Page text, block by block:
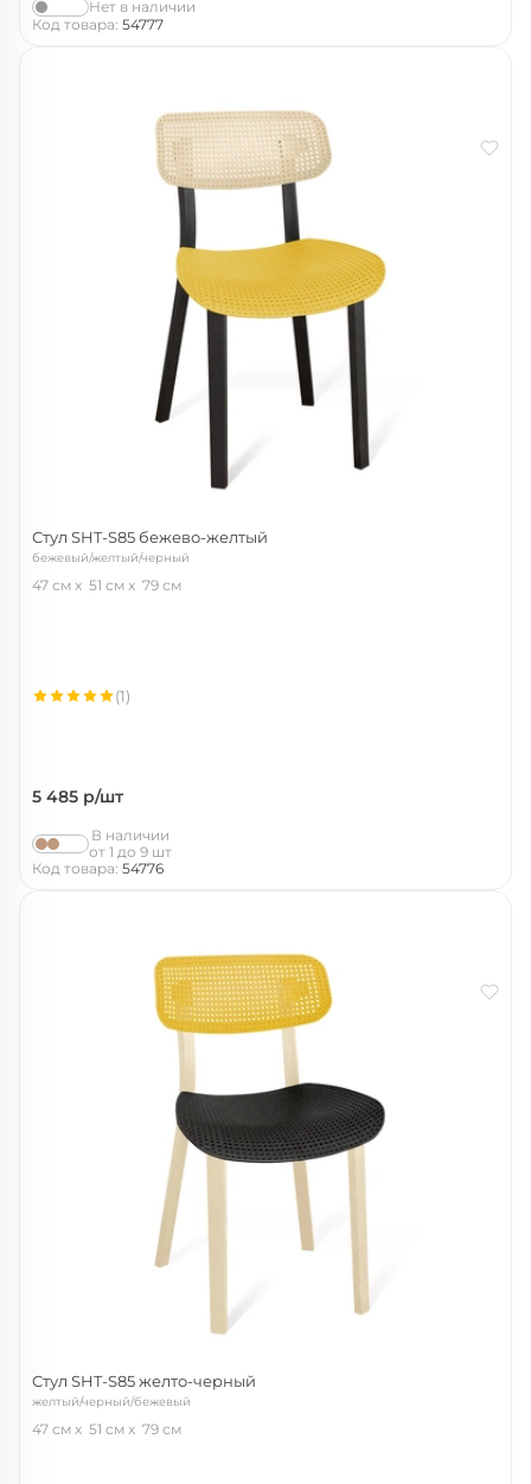
Нет в наличии
Код товара: 54777
Стул SHT-S85 бежево-желтый
бежевый/желтый/черный
47 см 51 см 79 см
5 485 р/шт
(1)
В наличии
от 1 до 9 шт
Код товара: 54776
Стул SHT-S85 желто-черный
желтый/черный/бежевый
47 см 51 см 79 см